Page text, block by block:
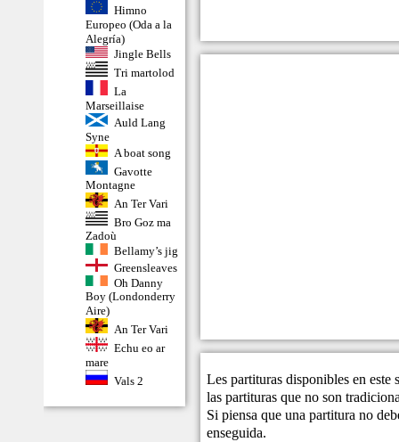
Himno
Europeo (Oda a la
Alegría)
Jingle Bells
Tri martolod
La
Marseillaise
Auld Lang
Syne
A boat song
Gavotte
Montagne
An Ter Vari
Bro Goz ma
Zadoù
Bellamy’s jig
Greensleaves
Oh Danny
Boy (Londonderry
Aire)
An Ter Vari
Echu eo ar
mare
Vals 2
Les partituras disponibles en este
las partituras que no son
Si piensa que una partitura no
enseguida.